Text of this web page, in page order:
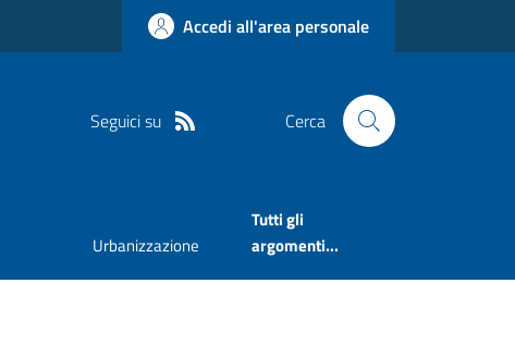
Accedi all'area personale
Seguici su Cerca
Urbanizzazione
Tutti gli
argomenti...